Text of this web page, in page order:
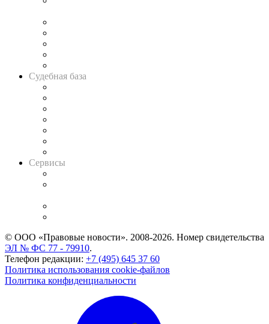
Судебная база
Сервисы
© ООО «Правовые новости». 2008-2026. Номер свидетельства
ЭЛ № ФС 77 - 79910.
Телефон редакции: +7 (495) 645 37 60
Политика использования cookie-файлов
Политика конфиденциальности